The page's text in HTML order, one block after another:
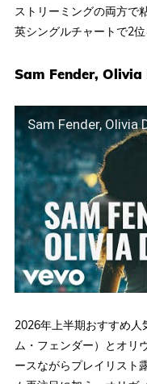
ストリーミングの両方で
英シングルチャートで2位
Sam Fender, Olivia
2026年上半期おすすめ
ム・フェンダー）とオリ
ースながらプレイリスト